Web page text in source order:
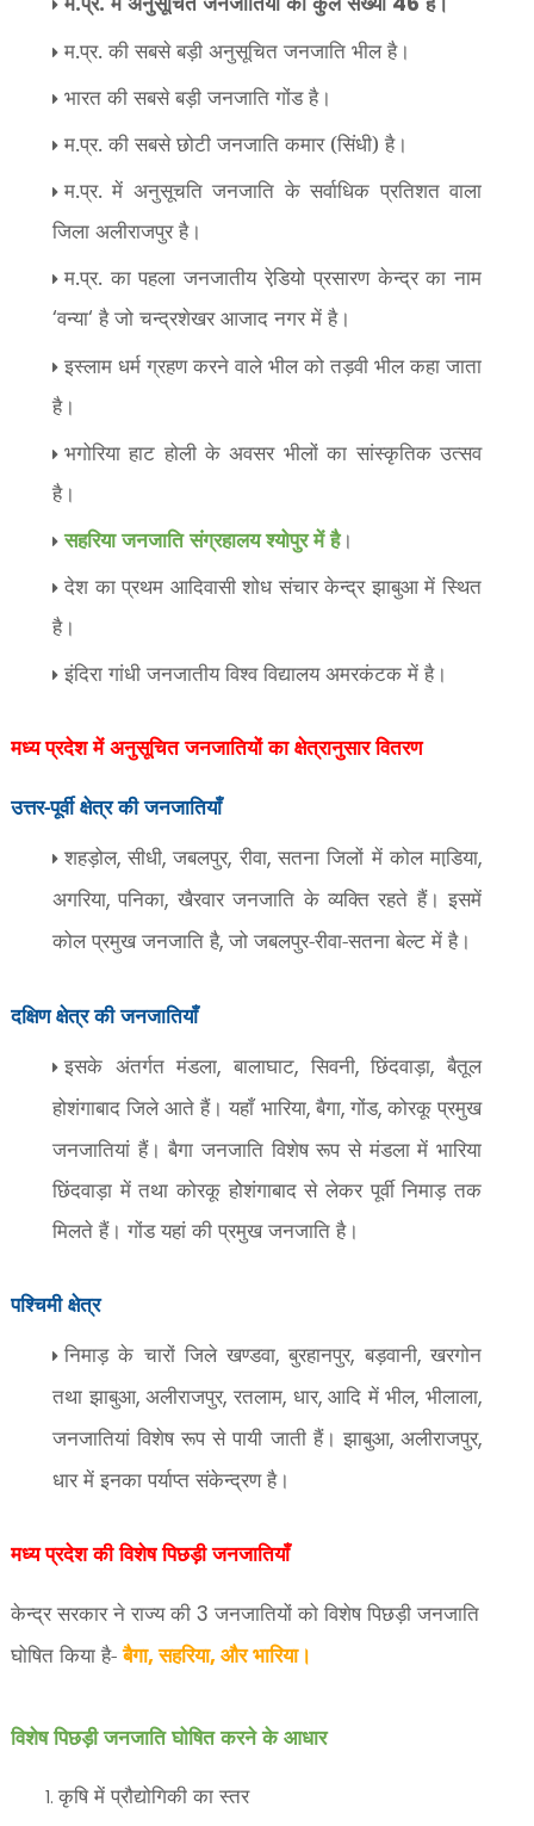
म.प्र. की सबसे बड़ी अनुसूचित जनजाति भील है।
भारत की सबसे बड़ी जनजाति गोंड है।
म.प्र. की सबसे छोटी जनजाति कमार (सिंधी) है।
म.प्र. में अनुसूचति जनजाति के सर्वाधिक प्रतिशत वाला
जिला अलीराजपुर है।
म.प्र. का पहला जनजातीय रेडि़यो प्रसारण केन्द्र का नाम
‘वन्या‘ है जो चन्द्रशेखर आजाद नगर में है।
इस्लाम धर्म ग्रहण करने वाले भील को तड़वी भील कहा जाता
है।
भगोरिया हाट होली के अवसर भीलों का सांस्कृतिक उत्सव
है।
सहरिया जनजाति संग्रहालय श्योपुर में है।
देश का प्रथम आदिवासी शोध संचार केन्द्र झाबुआ में स्थित
है।
इंदिरा गांधी जनजातीय विश्व विद्यालय अमरकंटक में है।
मध्य प्रदेश में अनुसूचित जनजातियों का क्षेत्रानुसार वितरण
उत्तर-पूर्वी क्षेत्र की जनजातियाँ
शहड़ोल,सीधी,जबलपुर, रीवा,सतना जिलों में कोल माडि़या,
अगरिया,पनिका, खैरवार जनजाति के व्यक्ति रहते हैं। इसमें
कोल प्रमुख जनजाति है, जो जबलपुर-रीवा-सतना बेल्ट में है।
दक्षिण क्षेत्र की जनजातियाँ
इसके अंतर्गत मंडला, बालाघाट, सिवनी,छिंदवाड़ा,बैतूल
होशंगाबाद जिले आते हैं। यहाँ भारिया, बैगा, गोंड, कोरकू प्रमुख
जनजातियां हैं। बैगा जनजाति विशेष रूप से मंडला में भारिया
छिंदवाड़ा में तथा कोरकू होेशंगाबाद से लेकर पूर्वी निमाड़ तक
मिलते हैं। गोंड यहां की प्रमुख जनजाति है।
पश्चिमी क्षेत्र
निमाड़ के चारों जिले खण्डवा,बुरहानपुर, बड़वानी,खरगोन
तथा झाबुआ,अलीराजपुर, रतलाम, धार,आदि में भील,भीलाला,
जनजातियां विशेष रूप से पायी जाती हैं। झाबुआ,अलीराजपुर,
धार में इनका पर्याप्त संकेन्द्रण है।
मध्य प्रदेश की विशेष पिछड़ी जनजातियाँ
केन्द्र सरकार ने राज्य की 3 जनजातियों को विशेष पिछड़ी जनजाति
घोषित किया है-बैगा,सहरिया, और भारिया।
विशेष पिछड़ी जनजाति घोषित करने के आधार
कृषि में प्रौद्योगिकी का स्तर